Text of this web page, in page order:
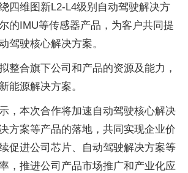
四维图新L2-L4级别自动驾驶解决方
的IMU等传感器产品，为客户共同提
驾驶核心解决方案。
整合旗下公司和产品的资源及能力，
能源解决方案。
，本次合作将加速自动驾驶核心解决
方案等产品的落地，共同实现企业价
促进公司芯片、自动驾驶解决方案等
，推进公司产品市场推广和产业化应